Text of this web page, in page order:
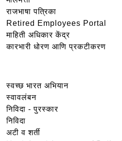
राजभाषा पत्रिका
Retired Employees Portal
माहिती अधिकार केंद्र
कारभारी धोरण आणि प्रकटीकरण
स्वच्छ भारत अभियान
स्वावलंबन
निविदा - पुरस्कार
निविदा
अटी व शर्ती